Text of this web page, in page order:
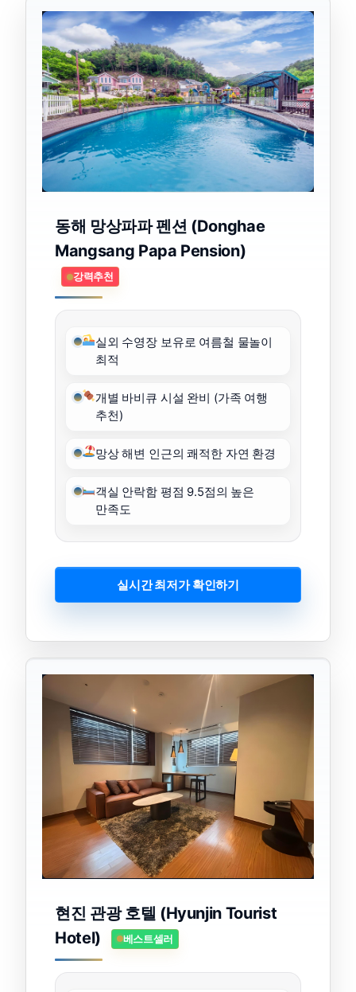
동해 망상파파 펜션 (Donghae
Mangsang Papa Pension)
강력추천
실외 수영장 보유로 여름철 물놀이
최적
개별 바비큐 시설 완비 (가족 여행
추천)
망상 해변 인근의 쾌적한 자연 환경
객실 안락함 평점 9.5점의 높은
만족도
실시간 최저가 확인하기
현진 관광 호텔 (Hyunjin Tourist
Hotel)
베스트셀러